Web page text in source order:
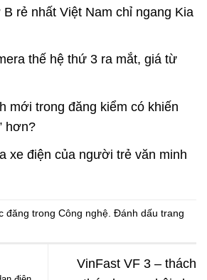
rẻ nhất Việt Nam chỉ ngang Kia
thế hệ thứ 3 ra mắt, giá từ
mới trong đăng kiểm có khiến
hơn?
xe điện của người trẻ văn minh
đăng trong Công nghệ . Đánh dấu trang
VinFast VF 3 – thách